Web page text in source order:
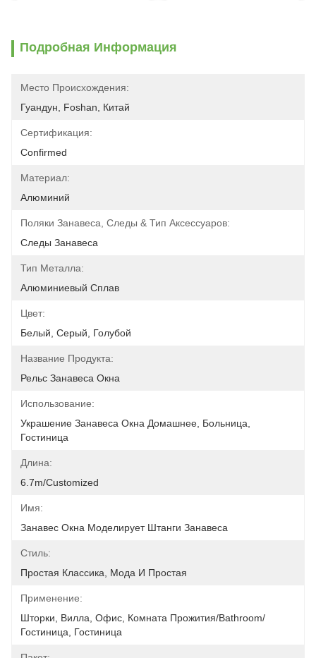
Подробная Информация
Место Происхождения:
Гуандун, Foshan, Китай
Сертификация:
Confirmed
Материал:
Алюминий
Поляки Занавеса, Следы & Тип Аксессуаров:
Следы Занавеса
Тип Металла:
Алюминиевый Сплав
Цвет:
Белый, Серый, Голубой
Название Продукта:
Рельс Занавеса Окна
Использование:
Украшение Занавеса Окна Домашнее, Больница,
Гостиница
Длина:
6.7m/customized
Имя:
Занавес Окна Моделирует Штанги Занавеса
Стиль:
Простая Классика, Мода И Простая
Применение:
Шторки, Вилла, Офис, Комната Прожития/Bathroom/
Гостиница, Гостиница